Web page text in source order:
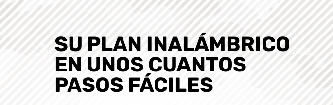
SU PLAN INALÁMBRICO
EN UNOS CUANTOS
PASOS FÁCILES